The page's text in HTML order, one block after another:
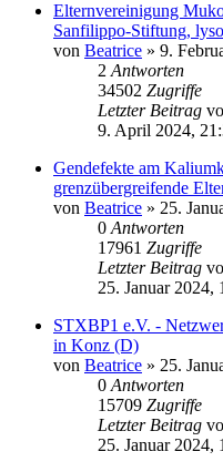
Elternvereinigung
Sanfilippo-Stiftung,
von Beatrice » 9.
2 Antworten
34502 Zugriffe
Letzter Beitrag
9. April 2024,
Gendefekte am
grenzübergreifende
von Beatrice » 25.
0 Antworten
17961 Zugriffe
Letzter Beitrag
25. Januar 2024,
STXBP1 e.V. -
in Konz (D)
von Beatrice » 25.
0 Antworten
15709 Zugriffe
Letzter Beitrag
25. Januar 2024,